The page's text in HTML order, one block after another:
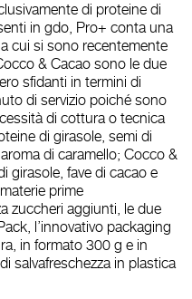
di proteine di
in gdo, Pro+ conta una
a cui si sono recentemente
& Cacao sono le due
sfidanti in termini di
di servizio poiché sono
di cottura o tecnica
di girasole, semi di
di caramello; Cocco &
girasole, fave di cacao e
prime
zuccheri aggiunti, le due
, l’innovativo packaging
in formato 300 g e in
salvafreschezza in plastica